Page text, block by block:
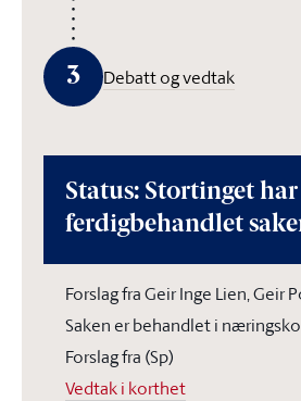
3 Debatt og vedtak
Status: Stortinget har
ferdigbehandlet
Forslag fra Geir Inge Lien, Geir
Saken er behandlet i
Forslag fra (Sp)
Vedtak i korthet